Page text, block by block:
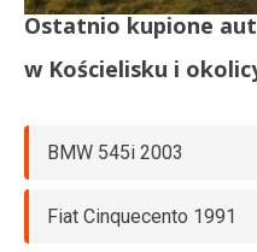
Ostatnio kupione
w Kościelisku i
BMW 545i 2003
Fiat Cinquecento 1991